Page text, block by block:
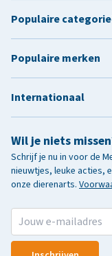
Wil je niets
Schrijf je nu in voor de
nieuwtjes, leuke acties,
onze dierenarts.
Populaire
Populaire merken
Internationaal